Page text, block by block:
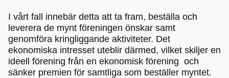
I vårt fall innebär detta att ta fram, beställa och
leverera de mynt föreningen önskar samt
genomföra kringliggande aktiviteter. Det
ekonomiska intresset uteblir därmed, vilket skiljer en
ideell förening från en ekonomisk förening och
sänker premien för samtliga som beställer myntet.